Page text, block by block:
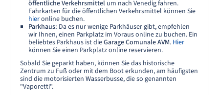
öffentliche Verkehrsmittel um nach Venedig fahren.
Fahrkarten für die öffentlichen Verkehrsmittel können Sie
hieronline buchen.
Parkhaus: Da es nur wenige Parkhäuser gibt, empfehlen
wir Ihnen, einen Parkplatz im Voraus online zu buchen. Ein
beliebtes Parkhaus ist dieGarage Comunale AVM. Hier
können Sie einen Parkplatz online reservieren.
Sobald Sie geparkt haben, können Sie das historische
Zentrum zu Fuß oder mit dem Boot erkunden, am häufigsten
sind die motorisierten Wasserbusse, die so genannten
"Vaporetti".